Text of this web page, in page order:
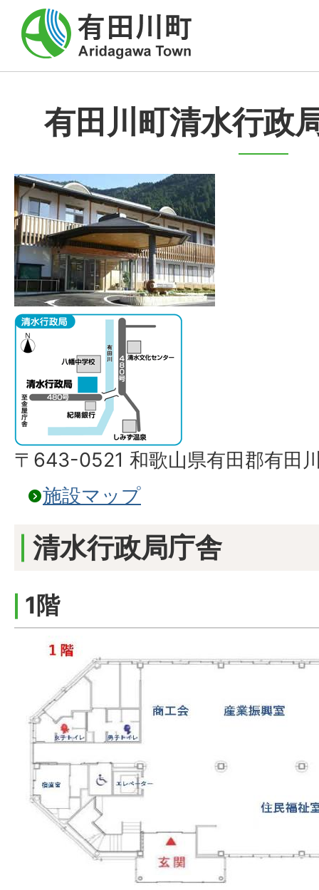
有田川町清水行政
〒643-0521 和歌山県有田郡有田
施設マップ
清水行政局庁舎
1階